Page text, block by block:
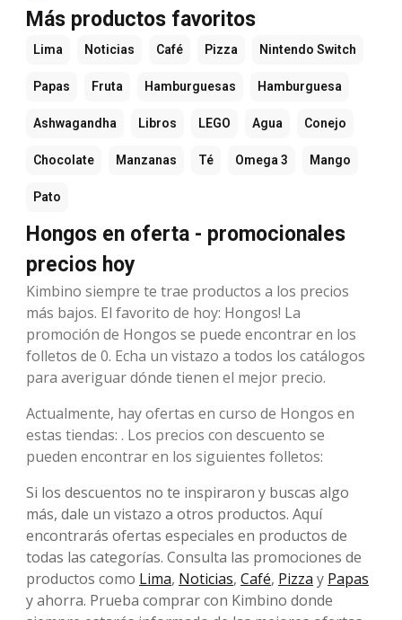
Más productos favoritos
Lima Noticias Café Pizza Nintendo Switch
Papas Fruta Hamburguesas Hamburguesa
Ashwagandha Libros LEGO Agua Conejo
Chocolate Manzanas Té Omega 3 Mango
Pato
Hongos en oferta - promocionales
precios hoy
Kimbino siempre te trae productos a los precios
más bajos. El favorito de hoy: Hongos! La
promoción de Hongos se puede encontrar en los
folletos de 0. Echa un vistazo a todos los catálogos
para averiguar dónde tienen el mejor precio.
Actualmente, hay ofertas en curso de Hongos en
estas tiendas: . Los precios con descuento se
pueden encontrar en los siguientes folletos:
Si los descuentos no te inspiraron y buscas algo
más, dale un vistazo a otros productos. Aquí
encontrarás ofertas especiales en productos de
todas las categorías. Consulta las promociones de
productos como Lima, Noticias, Café, Pizza y Papas
y ahorra. Prueba comprar con Kimbino donde